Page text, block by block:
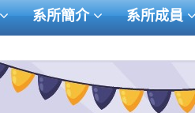
系所簡介 系所成員